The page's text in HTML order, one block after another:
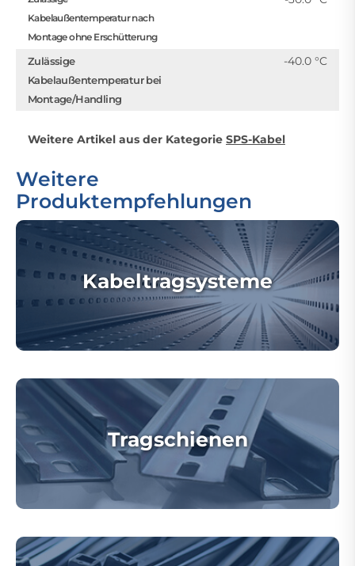
Kabelaußentemperatur nach
Montage ohne Erschütterung
Zulässige
Kabelaußentemperatur bei
Montage/Handling
-40.0 °C
Weitere Artikel aus der Kategorie SPS-Kabel
Weitere
Produktempfehlungen
Kabeltragsysteme
Tragschienen